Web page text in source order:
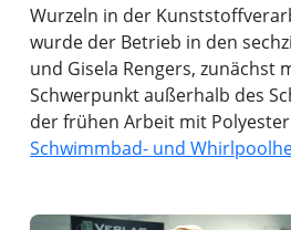
Wurzeln in der
wurde der Betrieb in den
und Gisela Rengers, zunächst
Schwerpunkt außerhalb des
der frühen Arbeit mit
Schwimmbad- und